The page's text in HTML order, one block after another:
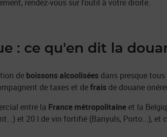
rendez-vous sur l'outil à votre droite.
: ce qu'en dit la
de boissons alcoolisées dans presque tous
de taxes et defrais de douane
entre la France métropolitaine et la
et 20 l de vin fortifié (Banyuls, Porto...), et